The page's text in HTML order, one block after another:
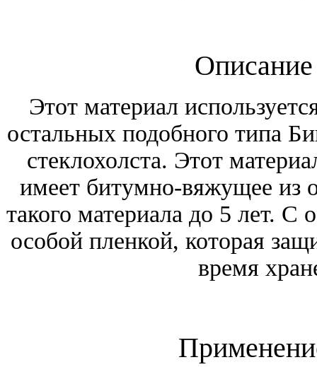
Этот материал
остальных подобного типа
стеклохолста. Этот
имеет битумно-вяжущее из
такого материала до 5 лет.
особой пленкой, которая
время